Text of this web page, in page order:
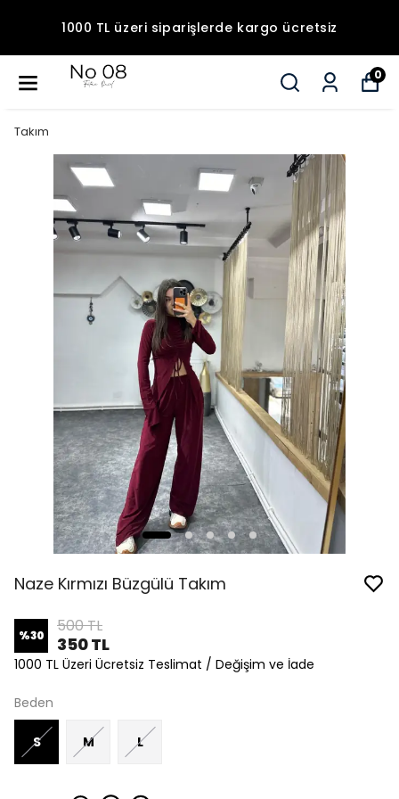
1000 TL üzeri siparişlerde kargo ücretsiz
0
Takım
Naze Kırmızı Büzgülü Takım
%30 500 TL
350 TL
1000 TL Üzeri Ücretsiz Teslimat / Değişim ve İade
Beden
S M L